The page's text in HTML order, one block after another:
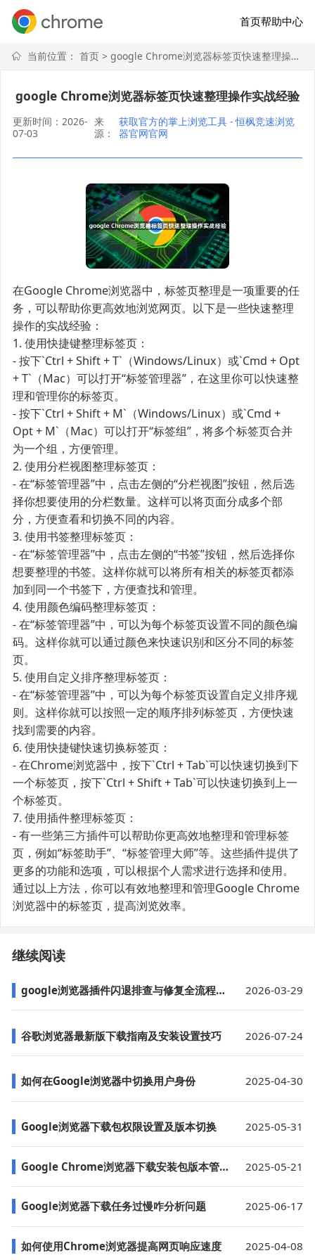
首页帮助中心
当前位置： 首页> google Chrome浏览器标签页快速整理操作实战经验
google Chrome浏览器标签页快速整理操作实战经验
更新时间：2026-
07-03
来
源：
获取官方的掌上浏览工具 - 恒枫竞速浏览
器官网官网
在Google Chrome浏览器中，标签页整理是一项重要的任
务，可以帮助你更高效地浏览网页。以下是一些快速整理
操作的实战经验：
1. 使用快捷键整理标签页：
- 按下`Ctrl + Shift + T`（Windows/Linux）或`Cmd + Opt
+ T`（Mac）可以打开“标签管理器”，在这里你可以快速整
理和管理你的标签页。
- 按下`Ctrl + Shift + M`（Windows/Linux）或`Cmd +
Opt + M`（Mac）可以打开“标签组”，将多个标签页合并
为一个组，方便管理。
2. 使用分栏视图整理标签页：
- 在“标签管理器”中，点击左侧的“分栏视图”按钮，然后选
择你想要使用的分栏数量。这样可以将页面分成多个部
分，方便查看和切换不同的内容。
3. 使用书签整理标签页：
- 在“标签管理器”中，点击左侧的“书签”按钮，然后选择你
想要整理的书签。这样你就可以将所有相关的标签页都添
加到同一个书签下，方便查找和管理。
4. 使用颜色编码整理标签页：
- 在“标签管理器”中，可以为每个标签页设置不同的颜色编
码。这样你就可以通过颜色来快速识别和区分不同的标签
页。
5. 使用自定义排序整理标签页：
- 在“标签管理器”中，可以为每个标签页设置自定义排序规
则。这样你就可以按照一定的顺序排列标签页，方便快速
找到需要的内容。
6. 使用快捷键快速切换标签页：
- 在Chrome浏览器中，按下`Ctrl + Tab`可以快速切换到下
一个标签页，按下`Ctrl + Shift + Tab`可以快速切换到上一
个标签页。
7. 使用插件整理标签页：
- 有一些第三方插件可以帮助你更高效地整理和管理标签
页，例如“标签助手”、“标签管理大师”等。这些插件提供了
更多的功能和选项，可以根据个人需求进行选择和使用。
通过以上方法，你可以有效地整理和管理Google Chrome
浏览器中的标签页，提高浏览效率。
继续阅读
google浏览器插件闪退排查与修复全流程教程 2026-03-29
谷歌浏览器最新版下载指南及安装设置技巧 2026-07-24
如何在Google浏览器中切换用户身份 2025-04-30
Google浏览器下载包权限设置及版本切换 2025-05-31
Google Chrome浏览器下载安装包版本管理技巧详解 2025-05-21
Google浏览器下载任务过慢咋分析问题 2025-06-17
如何使用Chrome浏览器提高网页响应速度 2025-04-08